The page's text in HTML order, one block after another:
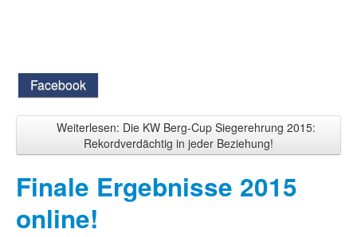
Facebook
Weiterlesen: Die KW Berg-Cup Siegerehrung 2015:
Rekordverdächtig in jeder Beziehung!
Finale Ergebnisse 2015
online!